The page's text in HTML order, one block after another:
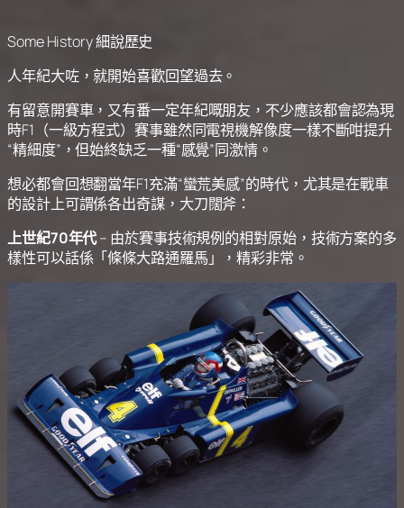
Some History 細說歷史
人年紀大咗，就開始喜歡回望過去。
有留意開賽車，又有番一定年紀嘅朋友，不少應該都會認為現
時F1（一級方程式）賽事雖然同電視機解像度一樣不斷咁提升
“精細度”，但始終缺乏一種“感覺”同激情。
想必都會回想翻當年F1充滿“蠻荒美感”的時代，尤其是在戰車
的設計上可謂係各出奇謀，大刀闊斧：
上世紀70年代– 由於賽事技術規例的相對原始，技術方案的多
樣性可以話係「條條大路通羅馬」，精彩非常。